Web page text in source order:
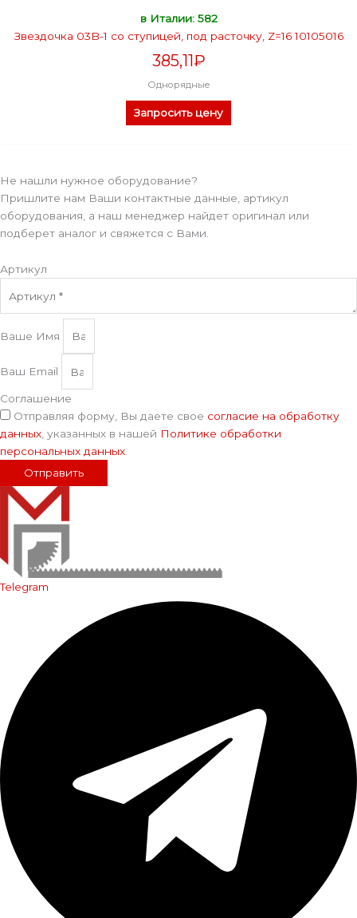
в Италии: 582
Звездочка 03B-1 со ступицей, под расточку, Z=16 10105016
385,11₽
Однорядные
Запросить цену
Не нашли нужное оборудование?
Пришлите нам Ваши контактные данные, артикул
оборудования, а наш менеджер найдет оригинал или
подберет аналог и свяжется с Вами.
Артикул
Ваше Имя
Ваш Email
Соглашение
Отправляя форму, Вы даете свое согласие на обработку
данных , указанных в нашей Политике обработки
персональных данных
Отправить
Telegram